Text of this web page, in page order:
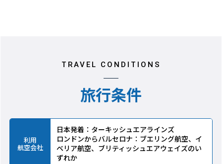
TRAVEL CONDITIONS
旅行条件
利用
航空会社
日本発着：ターキッシュエアラインズ
ロンドンからバルセロナ：ブエリング航空、イ
ベリア航空、ブリティッシュエアウェイズのい
ずれか